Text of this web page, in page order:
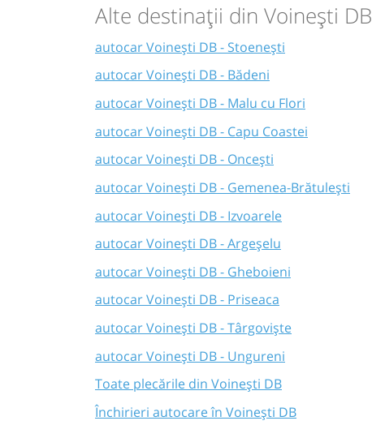
Alte destinații din Voinești DB
autocar Voinești DB - Stoenești
autocar Voinești DB - Bădeni
autocar Voinești DB - Malu cu Flori
autocar Voinești DB - Capu Coastei
autocar Voinești DB - Oncești
autocar Voinești DB - Gemenea-Brătulești
autocar Voinești DB - Izvoarele
autocar Voinești DB - Argeșelu
autocar Voinești DB - Gheboieni
autocar Voinești DB - Priseaca
autocar Voinești DB - Târgoviște
autocar Voinești DB - Ungureni
Toate plecările din Voinești DB
Închirieri autocare în Voinești DB